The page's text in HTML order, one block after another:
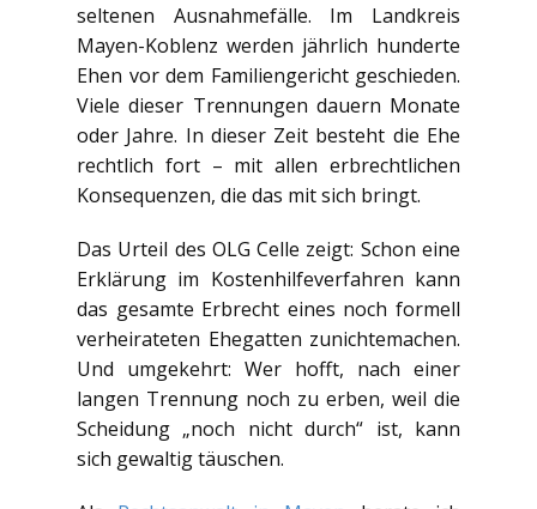
seltenen Ausnahmefälle. Im Landkreis
Mayen-Koblenz werden jährlich hunderte
Ehen vor dem Familiengericht geschieden.
Viele dieser Trennungen dauern Monate
oder Jahre. In dieser Zeit besteht die Ehe
rechtlich fort – mit allen erbrechtlichen
Konsequenzen, die das mit sich bringt.
Das Urteil des OLG Celle zeigt: Schon eine
Erklärung im Kostenhilfeverfahren kann
das gesamte Erbrecht eines noch formell
verheirateten Ehegatten zunichtemachen.
Und umgekehrt: Wer hofft, nach einer
langen Trennung noch zu erben, weil die
Scheidung „noch nicht durch“ ist, kann
sich gewaltig täuschen.